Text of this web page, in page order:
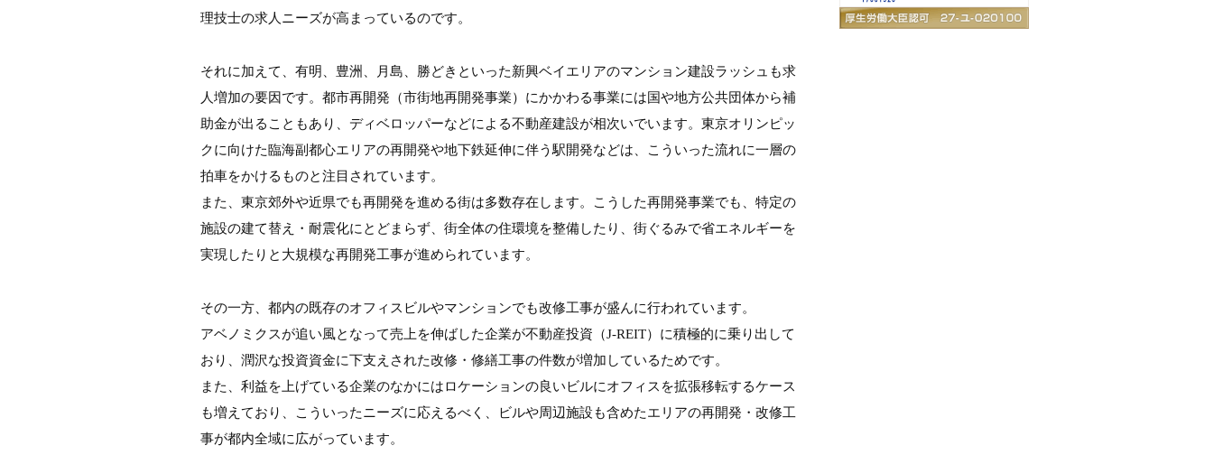
理技士の求人ニーズが高まっているのです。
それに加えて、有明、豊洲、月島、勝どきといった新興ベイエリアのマンション建設ラッシュも求
人増加の要因です。都市再開発（市街地再開発事業）にかかわる事業には国や地方公共団体から補
助金が出ることもあり、ディベロッパーなどによる不動産建設が相次いでいます。東京オリンピッ
クに向けた臨海副都心エリアの再開発や地下鉄延伸に伴う駅開発などは、こういった流れに一層の
拍車をかけるものと注目されています。
また、東京郊外や近県でも再開発を進める街は多数存在します。こうした再開発事業でも、特定の
施設の建て替え・耐震化にとどまらず、街全体の住環境を整備したり、街ぐるみで省エネルギーを
実現したりと大規模な再開発工事が進められています。
その一方、都内の既存のオフィスビルやマンションでも改修工事が盛んに行われています。
アベノミクスが追い風となって売上を伸ばした企業が不動産投資（J-REIT）に積極的に乗り出して
おり、潤沢な投資資金に下支えされた改修・修繕工事の件数が増加しているためです。
また、利益を上げている企業のなかにはロケーションの良いビルにオフィスを拡張移転するケース
も増えており、こういったニーズに応えるべく、ビルや周辺施設も含めたエリアの再開発・改修工
事が都内全域に広がっています。